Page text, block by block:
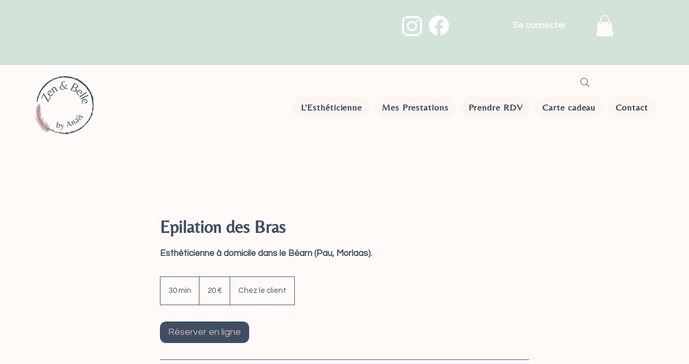
Se connecter
L'Esthéticienne Mes Prestations Prendre RDV Carte cadeau Contact
Epilation des Bras
Esthéticienne à domicile dans le Béarn (Pau, Morlaas).
30 min
n
20 € Chez le client
Réserver en ligne